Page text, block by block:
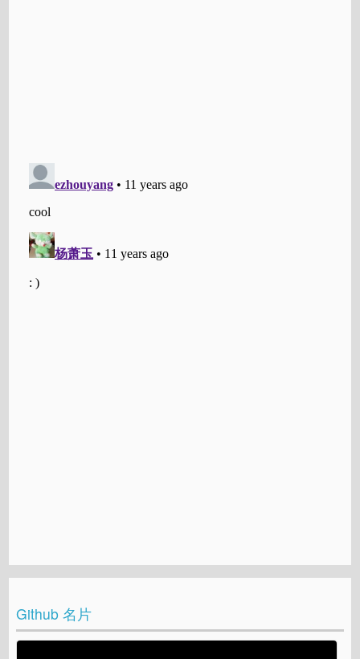
Github 名片